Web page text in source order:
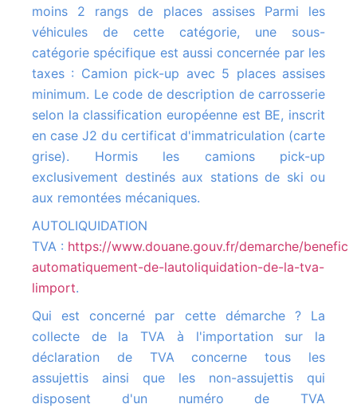
moins 2 rangs de places assises Parmi les
véhicules de cette catégorie, une sous-
catégorie spécifique est aussi concernée par les
taxes : Camion pick-up avec 5 places assises
minimum. Le code de description de carrosserie
selon la classification européenne est BE, inscrit
en case J2 du certificat d'immatriculation (carte
grise). Hormis les camions pick-up
exclusivement destinés aux stations de ski ou
aux remontées mécaniques.
AUTOLIQUIDATION
TVA : https://www.douane.gouv.fr/demarche/
automatiquement-de-lautoliquidation-de-la-tva-
limport.
Qui est concerné par cette démarche ? La
collecte de la TVA à l'importation sur la
déclaration de TVA concerne tous les
assujettis ainsi que les non-assujettis qui
disposent d'un numéro de TVA